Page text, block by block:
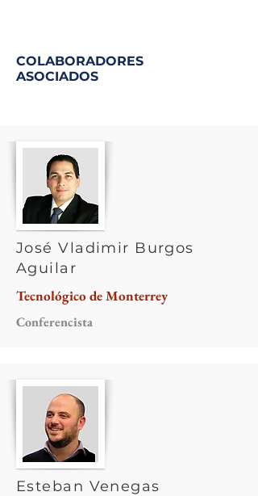
COLABORADORES
ASOCIADOS
José Vladimir Burgos
Aguilar
Tecnológico de Monterrey
Conferencista
Esteban Venegas